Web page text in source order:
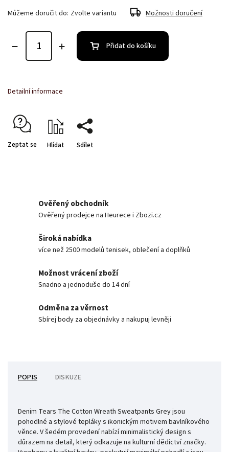
Můžeme doručit do: Zvolte variantu Možnosti doručení
Přidat do košíku
Detailní informace
Zeptat se Hlídat Sdílet
Ověřený obchodník
Ověřený prodejce na Heurece i Zbozi.cz
Široká nabídka
více než 2500 modelů tenisek, oblečení a doplňků
Možnost vrácení zboží
Snadno a jednoduše do 14 dní
Odměna za věrnost
Sbírej body za objednávky a nakupuj levněji
POPIS DISKUZE
Denim Tears The Cotton Wreath Sweatpants Grey jsou
pohodlné a stylové tepláky s ikonickým motivem bavlníkového
věnce. V šedém provedení nabízí minimalistický design s
důrazem na detail, který odkazuje na kulturní dědictví značky.